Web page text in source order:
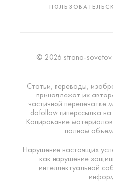
© 2026 strana-
Статьи, переводы,
принадлежат их
частичной перепечатке
dofollow гиперссылка
Копирование
полном
Нарушение настоящих
как нарушение
интеллектуальной